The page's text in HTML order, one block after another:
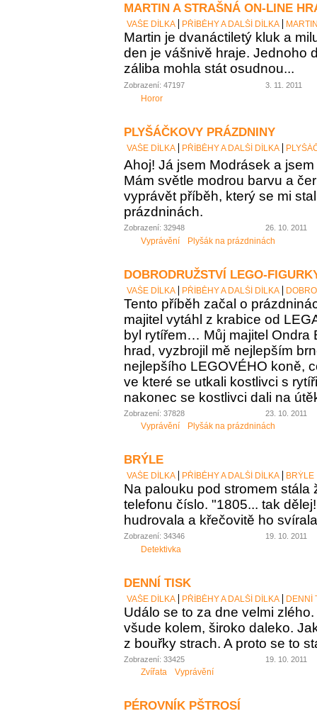
MARTIN A STRAŠNÁ ON-LINE
VAŠE DÍLKA PŘÍBĚHY A DALŠÍ DÍLKA
Martin je dvanáctiletý kluk a
den je vášnivě hraje. Jednoho
záliba mohla stát osudnou...
Zobrazení: 47197 3. 11. 2011
Horor
PLYŠÁČKOVY PRÁZDNINY
VAŠE DÍLKA PŘÍBĚHY A DALŠÍ DÍLKA
Ahoj! Já jsem Modrásek a
Mám světle modrou barvu a
vyprávět příběh, který se mi
prázdninách.
Zobrazení: 32948 26. 10. 2011
Vyprávění Plyšák na prázdninách
DOBRODRUŽSTVÍ LEGO-
VAŠE DÍLKA PŘÍBĚHY A DALŠÍ DÍLKA
Tento příběh začal o
majitel vytáhl z krabice od
byl rytířem… Můj majitel Ondra
hrad, vyzbrojil mě nejlepším
nejlepšího LEGOVÉHO koně,
ve které se utkali kostlivci s
nakonec se kostlivci dali na
Zobrazení: 37828 23. 10. 2011
Vyprávění Plyšák na prázdninách
BRÝLE
VAŠE DÍLKA PŘÍBĚHY A DALŠÍ DÍLKA BRÝLE
Na palouku pod stromem stála
telefonu číslo. "1805... tak
hudrovala a křečovitě ho
Zobrazení: 34346 19. 10. 2011
Detektivka
DENNÍ TISK
VAŠE DÍLKA PŘÍBĚHY A DALŠÍ DÍLKA DENNÍ
Událo se to za dne velmi
všude kolem, široko daleko.
z bouřky strach. A proto se to
Zobrazení: 33425 19. 10. 2011
Zvířata Vyprávění
PÉROVNÍK PŠTROSÍ